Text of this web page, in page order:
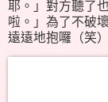
耶。」對方聽了
啦。」為了不破
遠遠地抱囉（笑